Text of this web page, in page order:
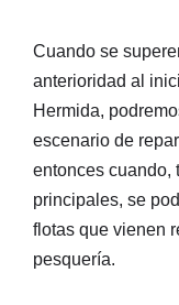
Cuando se
anterioridad al
Hermida,
escenario de
entonces cuando,
principales, se
flotas que vienen
pesquería.